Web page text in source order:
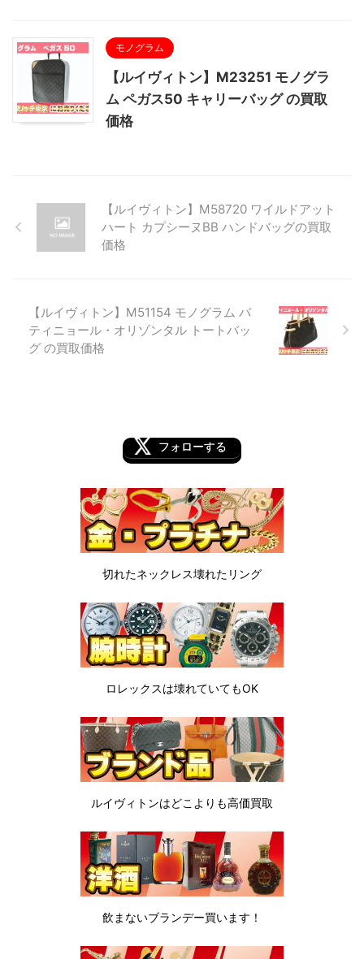
モノグラム
【ルイヴィトン】M23251 モノグラ
ム ペガス50 キャリーバッグ の買取
価格
【ルイヴィトン】M58720 ワイルドアット
ハート カプシーヌBB ハンドバッグの買取
価格
【ルイヴィトン】M51154 モノグラム バ
ティニョール・オリゾンタル トートバッ
グ の買取価格
フォローする
切れたネックレス壊れたリング
ロレックスは壊れていてもOK
ルイヴィトンはどこよりも高価買取
飲まないブランデー買います！